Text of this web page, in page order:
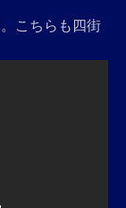
こちらも四街